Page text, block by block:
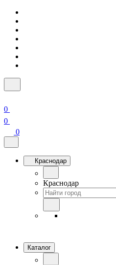
0
0
0
Краснодар
Краснодар
Каталог